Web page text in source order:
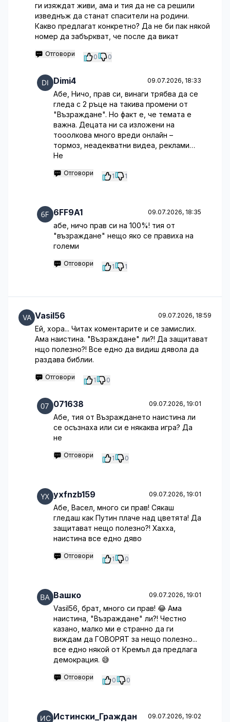
ги изяждат живи, ама и тия да не са решили
изведнъж да станат спасители на родини.
Какво предлагат конкретно? Да не би пак някой
номер да забъркват, че после да викат
Отговори 0 0
Dimi4 09.07.2026, 18:33
Абе, Ничо, прав си, винаги трябва да се
гледа с 2 ръце на такива промени от
"Възраждане". Но факт е, че темата е
важна. Децата ни са изложени на
тооолкова много вреди онлайн –
тормоз, неадекватни видеа, реклами…
Не
Отговори 1 1
6FF9A1 09.07.2026, 18:35
абе, ничо прав си на 100%! тия от
"възраждане" нещо яко се правиха на
големи
Отговори 1 1
Vasil56 09.07.2026, 18:59
Ей, хора... Читах коментарите и се замислих.
Ама наистина. "Възраждане" ли?! Да защитават
нщо полезно?! Все едно да видиш дявола да
раздава библии.
Отговори 1 0
071638 09.07.2026, 19:01
Абе, тия от Възраждането наистина ли
се осъзнаха или си е някаква игра? Да
не
Отговори 1 0
yxfnzb159 09.07.2026, 19:01
Абе, Васел, много си прав! Сякаш
гледаш как Путин плаче над цветята! Да
защитават нещо полезно?! Хахха,
наистина все едно дяво
Отговори 1 0
Вашко 09.07.2026, 19:01
Vasil56, брат, много си прав! 😂 Ама
наистина, "Възраждане" ли?! Честно
казано, малко ми е странно да ги
виждам да ГОВОРЯТ за нещо полезно...
все едно някой от Кремъл да предлага
демокрация. 😅
Отговори 0 0
Истински_Граждан 09.07.2026, 19:02